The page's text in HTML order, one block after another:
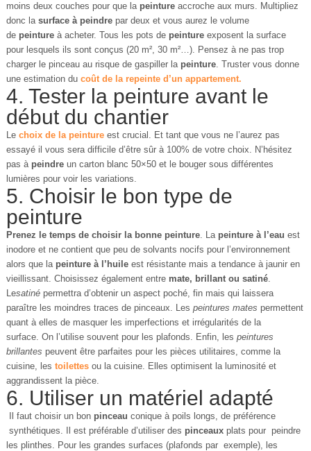
moins deux couches pour que la peinture accroche aux murs. Multipliez
donc la surface à peindre par deux et vous aurez le volume
de peinture à acheter. Tous les pots de peinture exposent la surface
pour lesquels ils sont conçus (20 m², 30 m²…). Pensez à ne pas trop
charger le pinceau au risque de gaspiller la peinture. Truster vous donne
une estimation du coût de la repeinte d’un appartement.
4. Tester la peinture avant le
début du chantier
Le choix de la peinture est crucial. Et tant que vous ne l’aurez pas
essayé il vous sera difficile d’être sûr à 100% de votre choix. N’hésitez
pas à peindre un carton blanc 50×50 et le bouger sous différentes
lumières pour voir les variations.
5. Choisir le bon type de
peinture
Prenez le temps de choisir la bonne peinture. La peinture à l’eau est
inodore et ne contient que peu de solvants nocifs pour l’environnement
alors que la peinture à l’huile est résistante mais a tendance à jaunir en
vieillissant. Choisissez également entremate, brillant ou satiné.
Lesatiné permettra d’obtenir un aspect poché, fin mais qui laissera
paraître les moindres traces de pinceaux. Les peintures mates permettent
quant à elles de masquer les imperfections et irrégularités de la
surface. On l’utilise souvent pour les plafonds. Enfin, les peintures
brillantes peuvent être parfaites pour les pièces utilitaires, comme la
cuisine, les toilettes ou la cuisine. Elles optimisent la luminosité et
aggrandissent la pièce.
6. Utiliser un matériel adapté
Il faut choisir un bon pinceau conique à poils longs, de préférence
synthétiques. Il est préférable d’utiliser des pinceaux plats pour peindre
les plinthes. Pour les grandes surfaces (plafonds par exemple), les